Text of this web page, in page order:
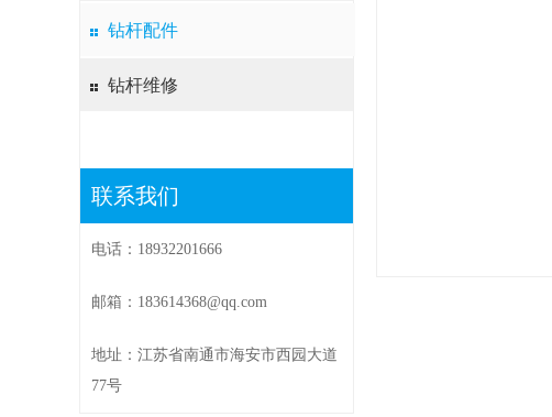
钻杆配件
钻杆维修
联系我们
电话：18932201666
邮箱：183614368@qq.com
地址：江苏省南通市海安市西园大道
77号